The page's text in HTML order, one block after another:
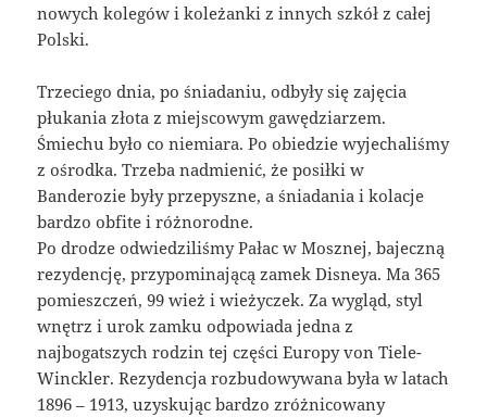
nowych kolegów i koleżanki z innych szkół z całej
Polski.
Trzeciego dnia, po śniadaniu, odbyły się zajęcia
płukania złota z miejscowym gawędziarzem.
Śmiechu było co niemiara. Po obiedzie wyjechaliśmy
z ośrodka. Trzeba nadmienić, że posiłki w
Banderozie były przepyszne, a śniadania i kolacje
bardzo obfite i różnorodne.
Po drodze odwiedziliśmy Pałac w Mosznej, bajeczną
rezydencję, przypominającą zamek Disneya. Ma 365
pomieszczeń, 99 wież i wieżyczek. Za wygląd, styl
wnętrz i urok zamku odpowiada jedna z
najbogatszych rodzin tej części Europy von Tiele-
Winckler. Rezydencja rozbudowywana była w latach
1896 – 1913, uzyskując bardzo zróżnicowany